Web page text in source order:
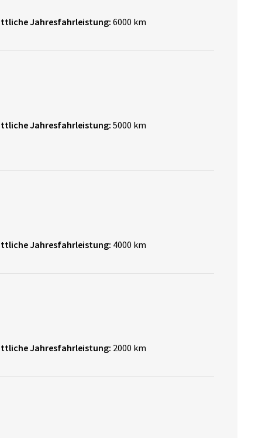
Jahresfahrleistung:6000 km
Jahresfahrleistung:5000 km
Jahresfahrleistung: 4000 km
Jahresfahrleistung: 2000 km